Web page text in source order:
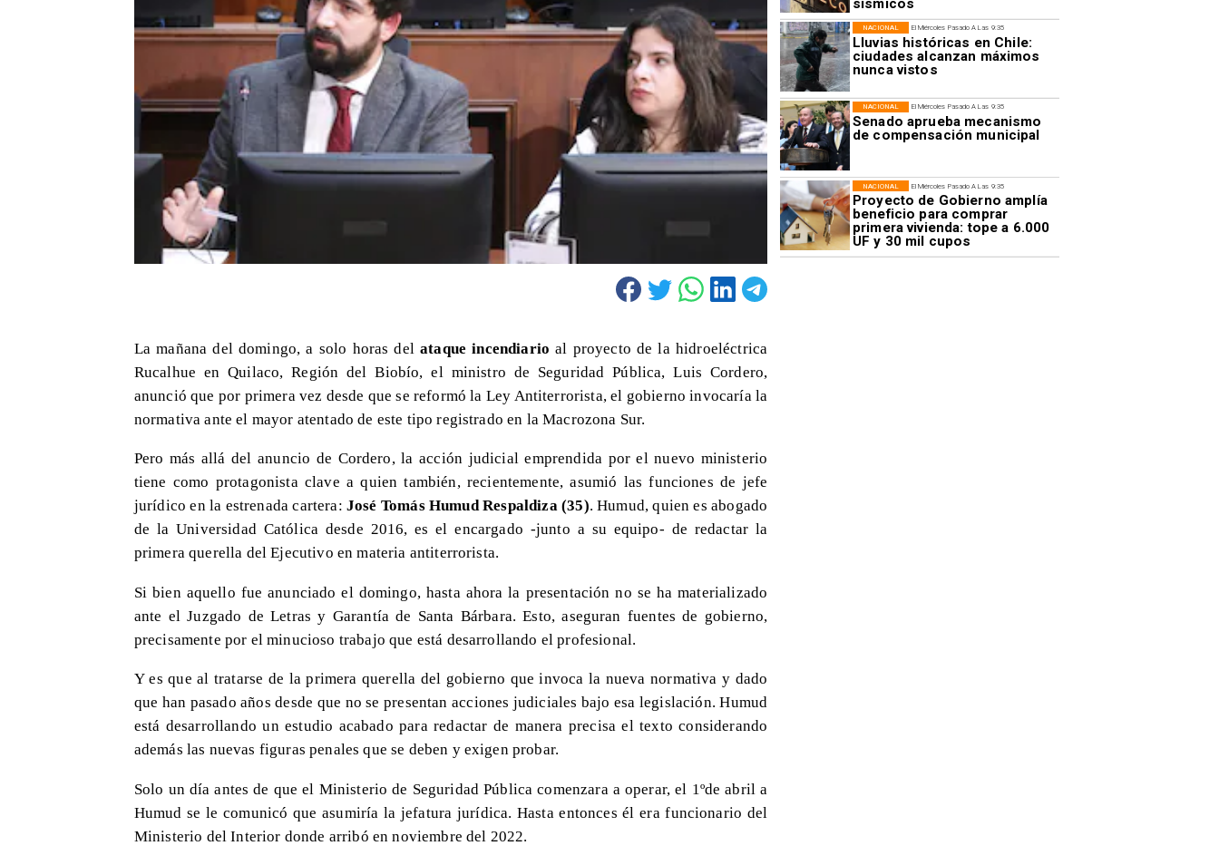
sísmicos
El Miércoles Pasado A Las 9:35
Lluvias históricas en Chile:
ciudades alcanzan máximos
nunca vistos
NACIONAL
El Miércoles Pasado A Las 9:35
Senado aprueba mecanismo
de compensación municipal
NACIONAL
El Miércoles Pasado A Las 9:35
Proyecto de Gobierno amplía
beneficio para comprar
primera vivienda: tope a 6.000
UF y 30 mil cupos
NACIONAL
La mañana del domingo, a solo horas delataque incendiario al proyecto de la hidroeléctrica
Rucalhue en Quilaco, Región del Biobío, el ministro de Seguridad Pública, Luis Cordero,
anunció que por primera vez desde que se reformó la Ley Antiterrorista, el gobierno invocaría la
normativa ante el mayor atentado de este tipo registrado en la Macrozona Sur.
Pero más allá del anuncio de Cordero, la acción judicial emprendida por el nuevo ministerio
tiene como protagonista clave a quien también, recientemente, asumió las funciones de jefe
jurídico en la estrenada cartera: José Tomás Humud Respaldiza (35). Humud, quien es abogado
de la Universidad Católica desde 2016, es el encargado -junto a su equipo- de redactar la
primera querella del Ejecutivo en materia antiterrorista.
Si bien aquello fue anunciado el domingo, hasta ahora la presentación no se ha materializado
ante el Juzgado de Letras y Garantía de Santa Bárbara. Esto, aseguran fuentes de gobierno,
precisamente por el minucioso trabajo que está desarrollando el profesional.
Y es que al tratarse de la primera querella del gobierno que invoca la nueva normativa y dado
que han pasado años desde que no se presentan acciones judiciales bajo esa legislación. Humud
está desarrollando un estudio acabado para redactar de manera precisa el texto considerando
además las nuevas figuras penales que se deben y exigen probar.
Solo un día antes de que el Ministerio de Seguridad Pública comenzara a operar, el 1ºde abril a
Humud se le comunicó que asumiría la jefatura jurídica. Hasta entonces él era funcionario del
Ministerio del Interior donde arribó en noviembre del 2022.